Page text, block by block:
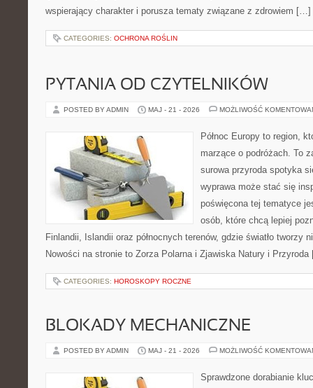
wspierający charakter i porusza tematy związane z zdrowiem […]
CATEGORIES: OCHRONA ROŚLIN
PYTANIA OD CZYTELNIKÓW
POSTED BY ADMIN MAJ - 21 - 2026 MOŻLIWOŚĆ
Północ Europy to region,
marzące o podróżach. To
surowa przyroda spotyka
wyprawa może stać się
poświęcona tej tematyce
osób, które chcą lepiej
Finlandii, Islandii oraz północnych terenów, gdzie światło tworzy
Nowości na stronie to Zorza Polarna i Zjawiska Natury i
CATEGORIES: HOROSKOPY ROCZNE
BLOKADY MECHANICZNE
POSTED BY ADMIN MAJ - 21 - 2026 MOŻLIWOŚĆ
Sprawdzone dorabianie